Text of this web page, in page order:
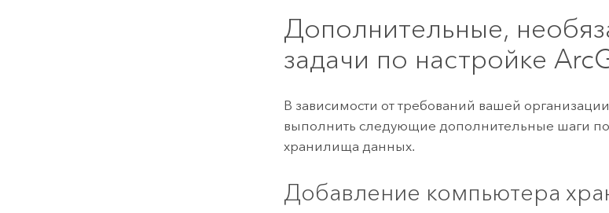
Дополнительные,
задачи по настройке
В зависимости от требований вашей
выполнить следующие дополнительные шаги
хранилища данных.
Добавление компьютера